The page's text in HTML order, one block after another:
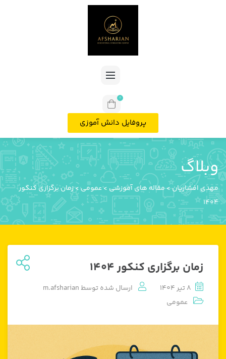
0
پروفایل دانش آموزی
وبلاگ
مهدی افشاریان>مقاله های آموزشی >عمومی>زمان برگزاری کنکور
1404
زمان برگزاری کنکور 1404
8 تیر 1404 ارسال شده توسط m.afsharian
عمومی